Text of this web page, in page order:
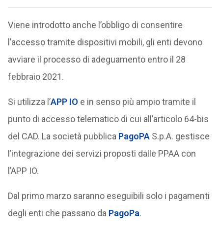
Viene introdotto anche l’obbligo di consentire
l’accesso tramite dispositivi mobili, gli enti devono
avviare il processo di adeguamento entro il 28
febbraio 2021.
Si utilizza l’APP IO e in senso più ampio tramite il
punto di accesso telematico di cui all’articolo 64-bis
del CAD. La società pubblica PagoPAS.p.A. gestisce
l’integrazione dei servizi proposti dalle PPAA con
l’APP IO.
Dal primo marzo saranno eseguibili solo i pagamenti
degli enti che passano da PagoPa.